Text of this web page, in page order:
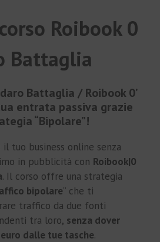
Roibook 0
Battaglia
Battaglia / Roibook 0’
entrata passiva grazie
“Bipolare”!
tuo business online senza
in pubblicità con Roibook|0
. Il corso offre una strategia
bipolare” che ti
traffico da due fonti
tra loro, senza dover
dalle tue tasche.